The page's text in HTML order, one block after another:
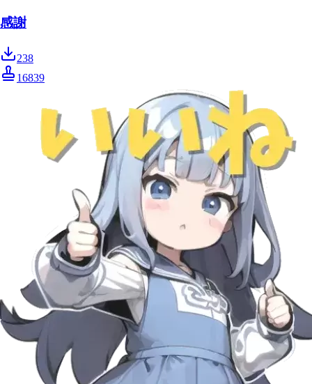
感謝
238
16839